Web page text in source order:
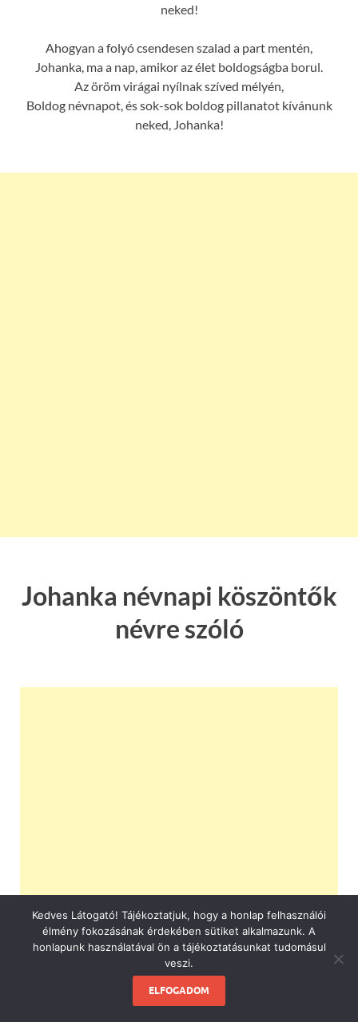
neked!
Ahogyan a folyó csendesen szalad a part mentén,
Johanka, ma a nap, amikor az élet boldogságba borul.
Az öröm virágai nyílnak szíved mélyén,
Boldog névnapot, és sok-sok boldog pillanatot kívánunk
neked, Johanka!
Johanka névnapi köszöntők
névre szóló
Kedves Látogató! Tájékoztatjuk, hogy a honlap felhasználói
élmény fokozásának érdekében sütiket alkalmazunk. A
honlapunk használatával ön a tájékoztatásunkat tudomásul
veszi.
ELFOGADOM